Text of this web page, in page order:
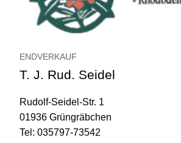
ENDVERKAUF
T. J. Rud. Seidel
Rudolf-Seidel-Str. 1
01936 Grüngräbchen
Tel: 035797-73542